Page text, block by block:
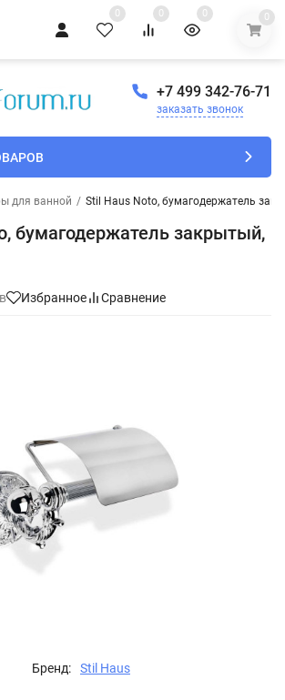
0 0 0 0
+7 499 342-76-71
заказать звонок
для ванной / Stil Haus Noto, бумагодержатель
бумагодержатель закрытый,
Избранное Сравнение
Бренд: Stil Haus